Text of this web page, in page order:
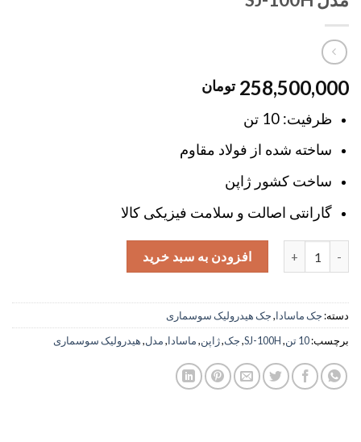
258,500,000 تومان
ظرفیت: 10 تن
ساخته شده از فولاد مقاوم
ساخت کشور ژاپن
گارانتی اصالت و سلامت فیزیکی کالا
جک هیدرولیک سوسماری 10 تن ماسادا ژاپن مدل SJ-100H عددافزودن به سبد خرید
دسته: جک ماسادا,جک هیدرولیک سوسماری
برچسب:10 تن ,
SJ-100H
,جک,ژاپن,ماسادا,مدل,هیدرولیک سوسماری